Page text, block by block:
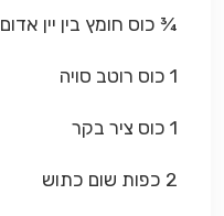
¾ כוס חומץ בין יין אדום
1 כוס רוטב סויה
1 כוס ציר בקר
2 כפות שום כתוש